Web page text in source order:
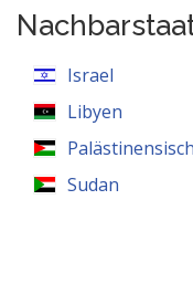
Israel
Libyen
Sudan